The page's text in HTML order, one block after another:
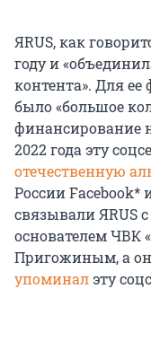
ЯRUS, как
году и
контента». Для
было «большое
финансирование
2022 года эту
отечественную
России
связывали ЯRUS
основателем ЧВК
Пригожиным, а
упоминалэту